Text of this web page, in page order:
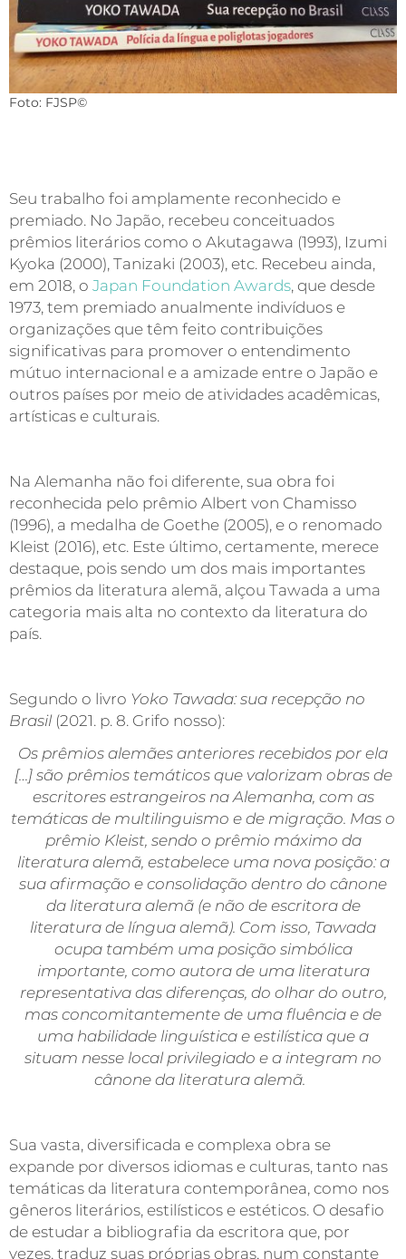
Foto: FJSP©
Seu trabalho foi amplamente reconhecido e
premiado. No Japão, recebeu conceituados
prêmios literários como o Akutagawa (1993), Izumi
Kyoka (2000), Tanizaki (2003), etc. Recebeu ainda,
em 2018, o Japan Foundation Awards, que desde
1973, tem premiado anualmente indivíduos e
organizações que têm feito contribuições
significativas para promover o entendimento
mútuo internacional e a amizade entre o Japão e
outros países por meio de atividades acadêmicas,
artísticas e culturais.
Na Alemanha não foi diferente, sua obra foi
reconhecida pelo prêmio Albert von Chamisso
(1996), a medalha de Goethe (2005), e o renomado
Kleist (2016), etc. Este último, certamente, merece
destaque, pois sendo um dos mais importantes
prêmios da literatura alemã, alçou Tawada a uma
categoria mais alta no contexto da literatura do
país.
Segundo o livro Yoko Tawada: sua recepção no
Brasil (2021. p. 8. Grifo nosso):
Os prêmios alemães anteriores recebidos por ela
[…]são prêmios temáticos que valorizam obras de
escritores estrangeiros na Alemanha, com as
temáticas de multilinguismo e de migração. Mas o
prêmio Kleist, sendo o prêmio máximo da
literatura alemã, estabelece uma nova posição: a
sua afirmação e consolidação dentro do cânone
da literatura alemã(e não de escritora de
literatura de língua alemã). Com isso, Tawada
ocupa também uma posição simbólica
importante, como autora de uma literatura
representativa das diferenças, do olhar do outro,
mas concomitantemente de uma fluência e de
uma habilidade linguística e estilística que a
situam nesse local privilegiado e a integram no
cânone da literatura alemã.
Sua vasta, diversificada e complexa obra se
expande por diversos idiomas e culturas, tanto nas
temáticas da literatura contemporânea, como nos
gêneros literários, estilísticos e estéticos. O desafio
de estudar a bibliografia da escritora que, por
vezes, traduz suas próprias obras, num constante